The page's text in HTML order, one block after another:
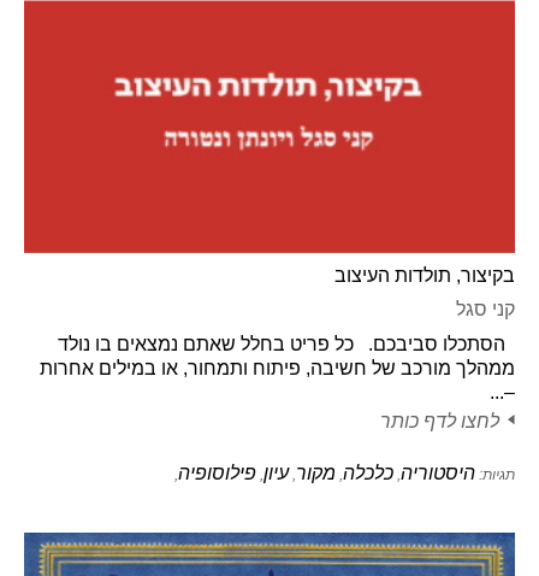
בקיצור, תולדות העיצוב
קני סגל
הסתכלו סביבכם. כל פריט בחלל שאתם נמצאים בו נולד
ממהלך מורכב של חשיבה, פיתוח ותמחור, או במילים אחרות
–...
לחצו לדף כותר
תגיות: היסטוריה, כלכלה, מקור,עיון, פילוסופיה,